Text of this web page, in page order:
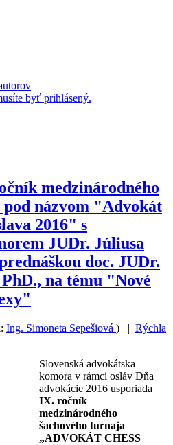
byť prihlásený.
medzinárodného
pod názvom "Advokát
2016" s
JUDr. Júliusa
doc. JUDr.
na tému "Nové
Ing. Simoneta Sepešiová ) | Rýchla
Slovenská advokátska
komora v rámci osláv Dňa
advokácie 2016 usporiada
IX. ročník
medzinárodného
šachového turnaja
„ADVOKÁT CHESS